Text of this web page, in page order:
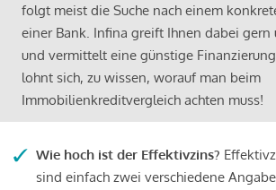
folgt meist die Suche nach einem
einer Bank. Infina greift Ihnen dabei gern
und vermittelt eine günstige
lohnt sich, zu wissen, worauf man beim
Immobilienkreditvergleich achten muss!
Wie hoch ist der Effektivzins?
sind einfach zwei verschiedene